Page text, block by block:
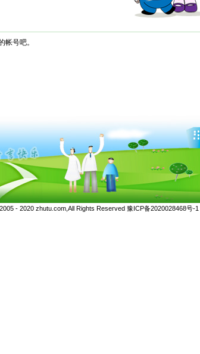
帐号吧。
- 2020 zhutu.com,All Rights Reserved 豫ICP备2020028468号-1